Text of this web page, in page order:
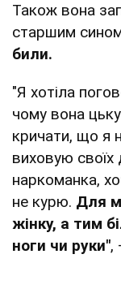
Також вона
старшим
били.
"Я хотіла
чому вона
кричати, що я
виховую своїх
наркоманка,
не курю. Для
жінку, а тим
ноги чи руки",